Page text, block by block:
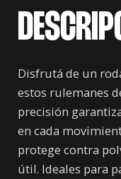
Disfrutá de un
estos rulemanes
precisión
en cada
protege contra
útil. Ideales para